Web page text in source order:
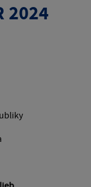
2024